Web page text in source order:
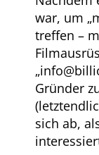
war, um
treffen –
Gründer
sich ab,